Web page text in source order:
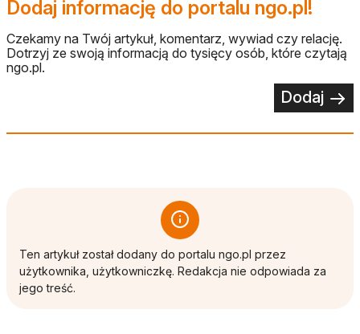
Dodaj informację do portalu ngo.pl!
Czekamy na Twój artykuł, komentarz, wywiad czy relację.
Dotrzyj ze swoją informacją do tysięcy osób, które czytają
ngo.pl.
Dodaj
Ten artykuł został dodany do portalu ngo.pl przez
użytkownika, użytkowniczkę. Redakcja nie odpowiada za
jego treść.